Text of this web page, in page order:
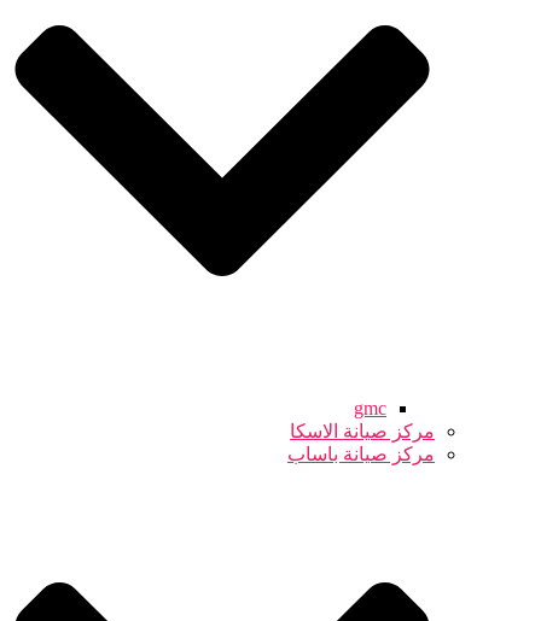
gmc
مركز صيانة الاسكا
مركز صيانة باساب